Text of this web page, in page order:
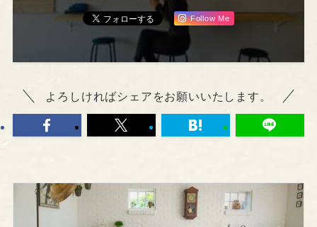
Follow Me
よろしければシェアをお願いいたします。